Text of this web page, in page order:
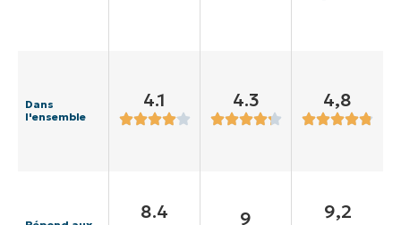
Dans
l'ensemble
4.1 4.3 4,8
8.4 9 9,2